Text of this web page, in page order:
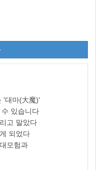
'대마(大魔)'
있습니다
고 말았다
되었다
모험과